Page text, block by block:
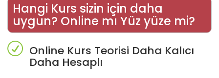
Hangi Kurs sizin için daha
uygun? Online mı Yüz yüze mi?
Online Kurs Teorisi Daha Kalıcı
Daha Hesaplı